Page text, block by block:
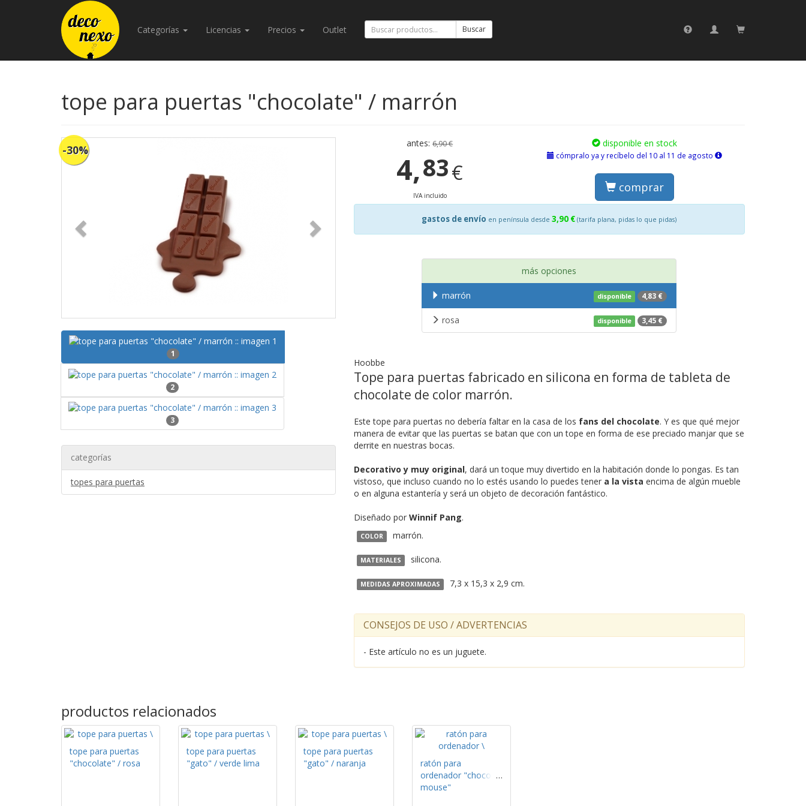
Categorías Licencias Precios Outlet Buscar
tope para puertas "chocolate" / marrón
-30%
1
2
3
categorías
topes para puertas
antes:6,90 €
4,83€
IVA incluido
disponible en stock
cómpralo ya y recíbelo del 10 al 11 de agosto
comprar
gastos de envío en península desde 3,90 € (tarifa plana, pidas lo que pidas)
más opciones
disponible 4,83 €
marrón
disponible 3,45 €
rosa
Hoobbe
Tope para puertas fabricado en silicona en forma de tableta de
chocolate de color marrón.
Este tope para puertas no debería faltar en la casa de los fans del chocolate. Y es que qué mejor
manera de evitar que las puertas se batan que con un tope en forma de ese preciado manjar que se
derrite en nuestras bocas.
Decorativo y muy original, dará un toque muy divertido en la habitación donde lo pongas. Es tan
vistoso, que incluso cuando no lo estés usando lo puedes tener a la vista encima de algún mueble
o en alguna estantería y será un objeto de decoración fantástico.
Diseñado por Winnif Pang.
COLOR marrón.
MATERIALES silicona.
MEDIDAS APROXIMADAS 7,3 x 15,3 x 2,9 cm.
CONSEJOS DE USO / ADVERTENCIAS
- Este artículo no es un juguete.
productos relacionados
tope para puertas
"chocolate" / rosa
tope para puertas
"gato" / verde lima
tope para puertas
"gato" / naranja
ratón para
ordenador "choco
mouse"